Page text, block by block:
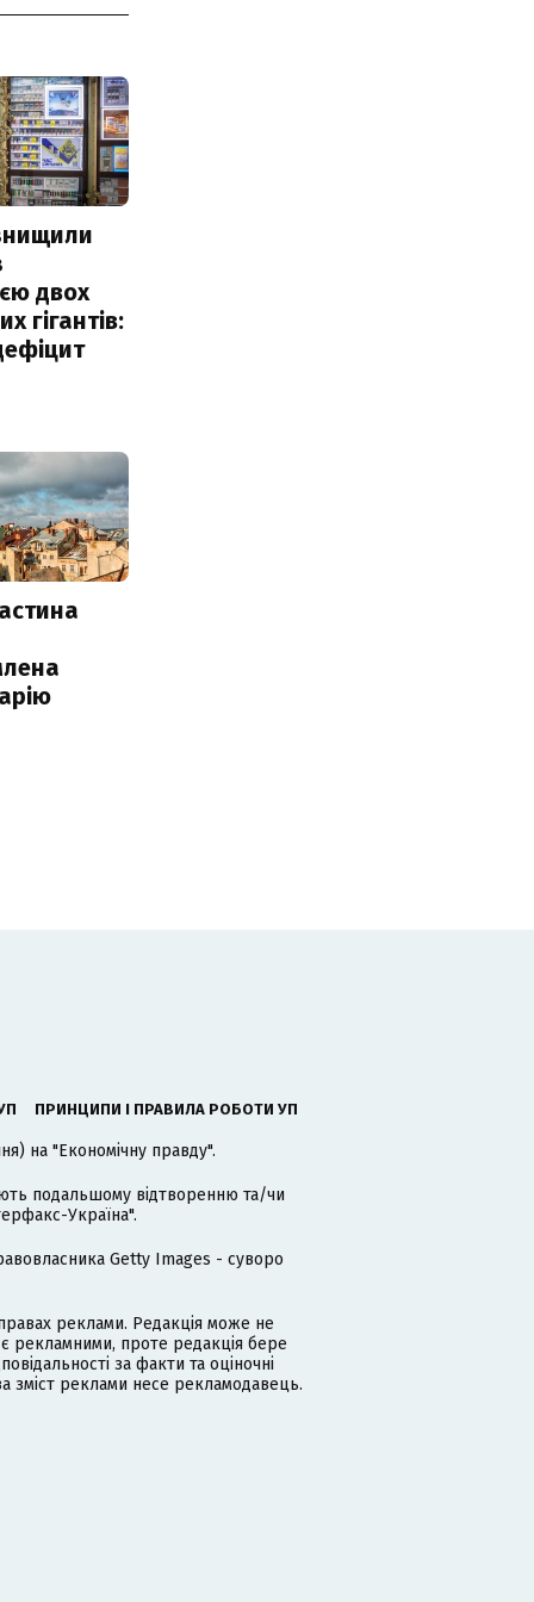
двох
гігантів:
ПРИНЦИПИ І ПРАВИЛА РОБОТИ УП
на "Економічну правду".
подальшому відтворенню та/чи
Україна".
Getty Images - суворо
реклами. Редакція може не
рекламними, проте редакція бере
за факти та оціночні
зміст реклами несе рекламодавець.